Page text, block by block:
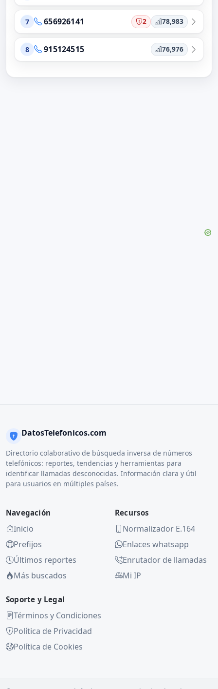
7 656926141 2 78,983
8 915124515 76,976
DatosTelefonicos.com
Directorio colaborativo de búsqueda inversa de números
telefónicos: reportes, tendencias y herramientas para
identificar llamadas desconocidas. Información clara y útil
para usuarios en múltiples países.
Navegación
Inicio
Prefijos
Últimos reportes
Más buscados
Recursos
Normalizador E.164
Enlaces whatsapp
Enrutador de llamadas
Mi IP
Soporte y Legal
Términos y Condiciones
Política de Privacidad
Política de Cookies